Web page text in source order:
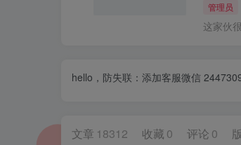
管理员
这家伙
hello，防失联：添加客服微信
文章 18312 收藏 0 评论 0